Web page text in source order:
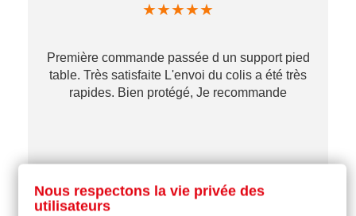
★★★★★
Première commande passée d un support pied
table. Très satisfaite L'envoi du colis a été très
rapides. Bien protégé, Je recommande
Nous respectons la vie privée des
utilisateurs